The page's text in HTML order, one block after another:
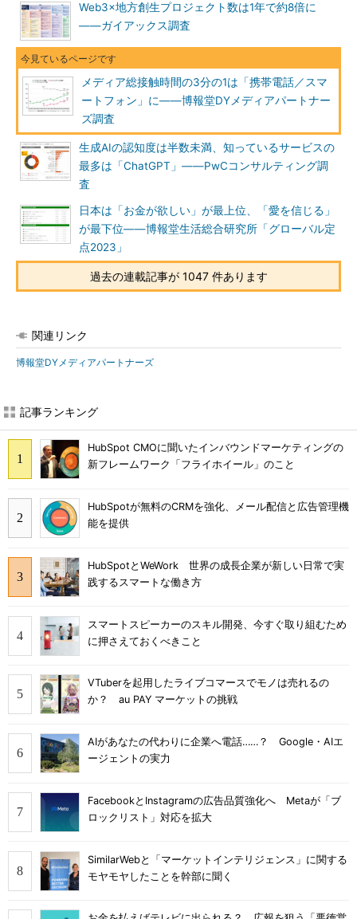
Web3×地方創生プロジェクト数は1年で約8倍に
――ガイアックス調査
メディア総接触時間の3分の1は「携帯電話／スマ
ートフォン」に――博報堂DYメディアパートナー
ズ調査
生成AIの認知度は半数未満、知っているサービスの
最多は「ChatGPT」――PwCコンサルティング調
査
日本は「お金が欲しい」が最上位、「愛を信じる」
が最下位――博報堂生活総合研究所「グローバル定
点2023」
過去の連載記事が 1047 件あります
関連リンク
博報堂DYメディアパートナーズ
記事ランキング
HubSpot CMOに聞いたインバウンドマーケティングの
新フレームワーク「フライホイール」のこと
HubSpotが無料のCRMを強化、メール配信と広告管理機
能を提供
HubSpotとWeWork 世界の成長企業が新しい日常で実
践するスマートな働き方
スマートスピーカーのスキル開発、今すぐ取り組むため
に押さえておくべきこと
VTuberを起用したライブコマースでモノは売れるの
か？ au PAY マーケットの挑戦
AIがあなたの代わりに企業へ電話……？ Google・AIエ
ージェントの実力
FacebookとInstagramの広告品質強化へ Metaが「ブ
ロックリスト」対応を拡大
SimilarWebと「マーケットインテリジェンス」に関する
モヤモヤしたことを幹部に聞く